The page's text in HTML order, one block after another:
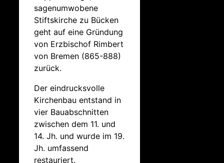
sagenumwobene
Stiftskirche zu Bücken
geht auf eine Gründung
von Erzbischof Rimbert
von Bremen (865-888)
zurück.
Der eindrucksvolle
Kirchenbau entstand in
vier Bauabschnitten
zwischen dem 11. und
14. Jh. und wurde im 19.
Jh. umfassend
restauriert.